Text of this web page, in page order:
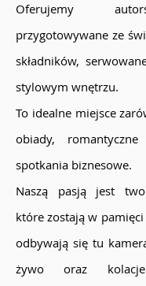
Oferujemy
przygotowywane ze
składników,
stylowym wnętrzu.
To idealne miejsce
obiady,
spotkania biznesowe.
Naszą pasją jest
które zostają w pamięci
odbywają się tu
żywo oraz kolacje